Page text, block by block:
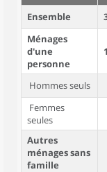
Ensemble
Ménages
d'une
personne
Hommes seuls
Femmes
seules
Autres
ménages sans
famille